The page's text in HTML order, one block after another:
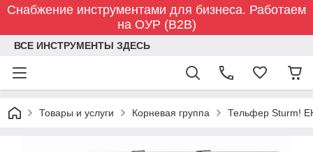
Снабжение инструментами для бизнеса. Работаем
на ОУР (B2B)
ВСЕ ИНСТРУМЕНТЫ ЗДЕСЬ
Товары и услуги Корневая группа Тельфер Sturm!